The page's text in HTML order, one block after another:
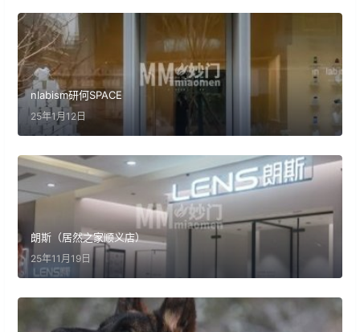
nlabism研何SPACE
25年1月12日
朗斯（居然之家顺义店）
25年11月19日